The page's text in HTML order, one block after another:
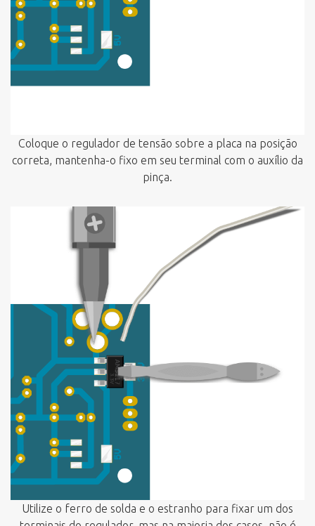
Coloque o regulador de tensão sobre a placa na posição
correta, mantenha-o fixo em seu terminal com o auxílio da
pinça.
Utilize o ferro de solda e o estranho para fixar um dos